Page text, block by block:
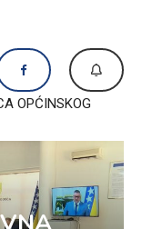
OPĆINSKOG